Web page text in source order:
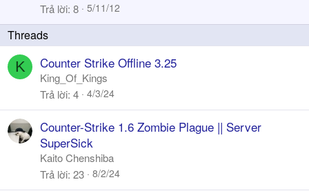
ó k
Trả lời 8 5/11/12
K Counter Strike Offline 3.25
King_Of_Kings
Trả lời 4 4/3/24
Counter-Strike 1.6 Zombie Plague || Server
SuperSick
Kaito Chenshiba
Trả lời 23 8/2/24